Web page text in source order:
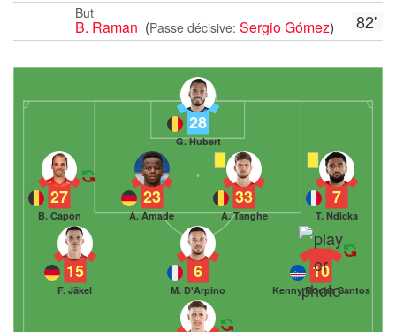
82'
But
B. Raman (Passe décisive: Sergio Gómez)
28
G. Hubert
7
T. Ndicka
33
A. Tanghe
23
A. Amade
27
B. Capon
10
Kenny Rocha Santos
6
M. D'Arpino
15
F. Jäkel